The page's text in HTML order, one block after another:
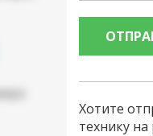
Хотите
технику